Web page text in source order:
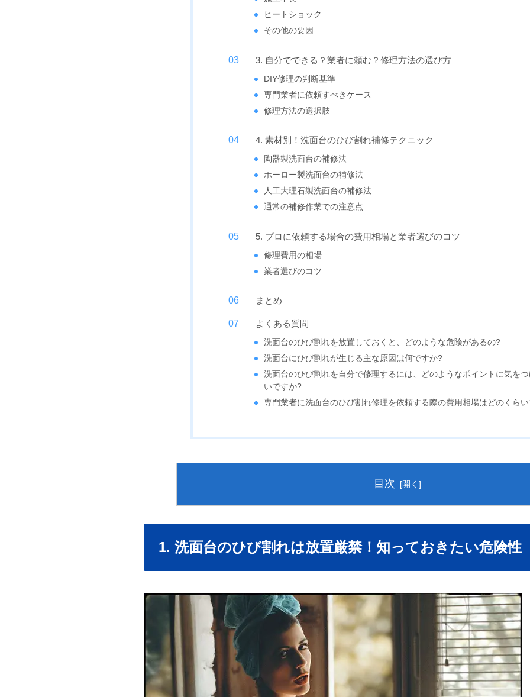
ヒートショック
その他の要因
3. 自分でできる？業者に頼む？修理方法の選び方
DIY修理の判断基準
専門業者に依頼すべきケース
修理方法の選択肢
4. 素材別！洗面台のひび割れ補修テクニック
陶器製洗面台の補修法
ホーロー製洗面台の補修法
人工大理石製洗面台の補修法
通常の補修作業での注意点
5. プロに依頼する場合の費用相場と業者選びのコツ
修理費用の相場
業者選びのコツ
まとめ
よくある質問
洗面台のひび割れを放置しておくと、どのような危険があるの?
洗面台にひび割れが生じる主な原因は何ですか?
洗面台のひび割れを自分で修理するには、どのようなポイントに気をつ
いですか?
専門業者に洗面台のひび割れ修理を依頼する際の費用相場はどのくら
目次
1. 洗面台のひび割れは放置厳禁！知っておきたい危険性